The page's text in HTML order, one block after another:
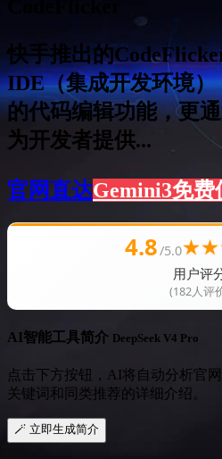
快手推出的
IDE（集成开发环境
的代码编辑功能，更
为开发者提供...
官网直达Gemini3免费
4.8/5.0★★
用户评
(182人评
AI智能工具简介 DeepSeek V4 Pro
点击下方按钮，AI将自动分析官
关键词和同类推荐的详细介绍。
🪄 立即生成简介